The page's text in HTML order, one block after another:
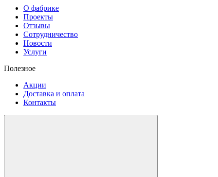
О фабрике
Проекты
Отзывы
Сотрудничество
Новости
Услуги
Полезное
Акции
Доставка и оплата
Контакты